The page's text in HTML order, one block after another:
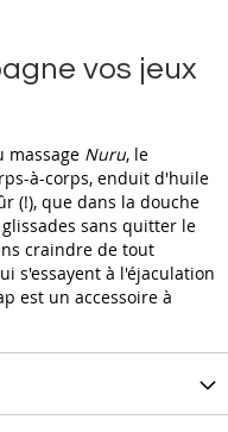
vos jeux
massage Nuru, le
à-corps, enduit d'huile
(!), que dans la douche
sans quitter le
craindre de tout
s'essayent à l'éjaculation
est un accessoire à